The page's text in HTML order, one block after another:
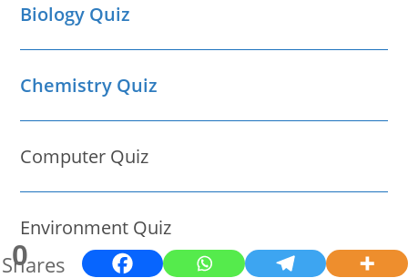
0
Shares
Biology Quiz
Chemistry Quiz
Computer Quiz
Environment Quiz